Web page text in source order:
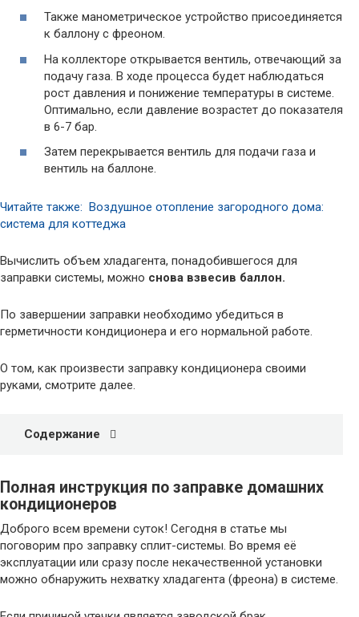
Также манометрическое устройство присоединяется
к баллону с фреоном.
На коллекторе открывается вентиль, отвечающий за
подачу газа. В ходе процесса будет наблюдаться
рост давления и понижение температуры в системе.
Оптимально, если давление возрастет до показателя
в 6-7 бар.
Затем перекрывается вентиль для подачи газа и
вентиль на баллоне.
Читайте также: Воздушное отопление загородного дома:
система для коттеджа
Вычислить объем хладагента, понадобившегося для
заправки системы, можно снова взвесив баллон.
По завершении заправки необходимо убедиться в
герметичности кондиционера и его нормальной работе.
О том, как произвести заправку кондиционера своими
руками, смотрите далее.
Содержание
Полная инструкция по заправке домашних
кондиционеров
Доброго всем времени суток! Сегодня в статье мы
поговорим про заправку сплит-системы. Во время её
эксплуатации или сразу после некачественной установки
можно обнаружить нехватку хладагента (фреона) в системе.